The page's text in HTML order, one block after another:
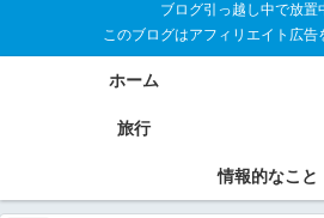
ブログ引っ越し中で放置
このブログはアフィリエイト広告
ホーム
旅行
情報的なこと